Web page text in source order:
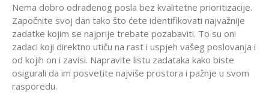
Nema dobro odrađenog posla bez kvalitetne prioritizacije.
Započnite svoj dan tako što ćete identifikovati najvažnije
zadatke kojim se najprije trebate pozabaviti. To su oni
zadaci koji direktno utiču na rast i uspjeh vašeg poslovanja i
od kojih on i zavisi. Napravite listu zadataka kako biste
osigurali da im posvetite najviše prostora i pažnje u svom
rasporedu.